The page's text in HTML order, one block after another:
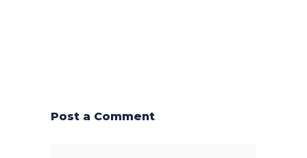
Post a Comment